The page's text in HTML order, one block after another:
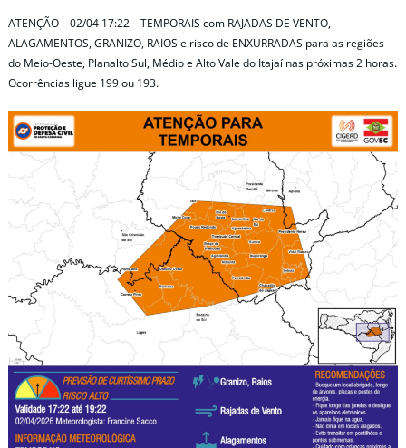
ATENÇÃO – 02/04 17:22 – TEMPORAIS com RAJADAS DE VENTO,
ALAGAMENTOS, GRANIZO, RAIOS e risco de ENXURRADAS para as regiões
do Meio-Oeste, Planalto Sul, Médio e Alto Vale do Itajaí nas próximas 2 horas.
Ocorrências ligue 199 ou 193.